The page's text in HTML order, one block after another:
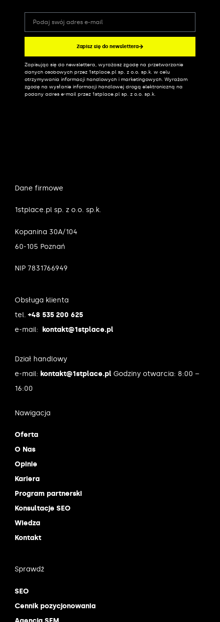
Zapisz się do newslettera
Alternative:
Zapisując się do newslettera, wyrażasz zgodę na przetwarzanie
danych osobowych przez 1stplace.pl sp. z o.o. sp.k. w celu
otrzymywania informacji handlowych i marketingowych. Wyrażam
zgodę na wysłanie informacji handlowej drogą elektroniczną na
podany adres e-mail przez 1stplace.pl sp. z o.o. sp.k.
Dane firmowe
1stplace.pl sp. z o.o. sp.k.
Kopanina 30A/104
60-105 Poznań
NIP 7831766949
Obsługa klienta
tel. +48 535 200 625
e-mail:
kontakt@1stplace.pl
Dział handlowy
e-mail: kontakt@1stplace.pl Godziny otwarcia: 8:00 –
16:00
Nawigacja
Oferta
O Nas
Opinie
Kariera
Program partnerski
Konsultacje SEO
Wiedza
Kontakt
Sprawdź
SEO
Cennik pozycjonowania